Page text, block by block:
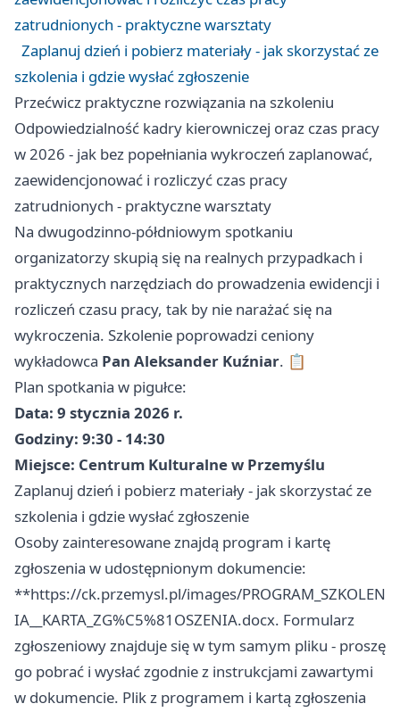
zatrudnionych - praktyczne warsztaty
Zaplanuj dzień i pobierz materiały - jak skorzystać ze
szkolenia i gdzie wysłać zgłoszenie
Przećwicz praktyczne rozwiązania na szkoleniu
Odpowiedzialność kadry kierowniczej oraz czas pracy
w 2026 - jak bez popełniania wykroczeń zaplanować,
zaewidencjonować i rozliczyć czas pracy
zatrudnionych - praktyczne warsztaty
Na dwugodzinno-półdniowym spotkaniu
organizatorzy skupią się na realnych przypadkach i
praktycznych narzędziach do prowadzenia ewidencji i
rozliczeń czasu pracy, tak by nie narażać się na
wykroczenia. Szkolenie poprowadzi ceniony
wykładowca Pan Aleksander Kuźniar. 📋
Plan spotkania w pigułce:
Data: 9 stycznia 2026 r.
Godziny: 9:30 - 14:30
Miejsce: Centrum Kulturalne w Przemyślu
Zaplanuj dzień i pobierz materiały - jak skorzystać ze
szkolenia i gdzie wysłać zgłoszenie
Osoby zainteresowane znajdą program i kartę
zgłoszenia w udostępnionym dokumencie:
**https://ck.przemysl.pl/images/PROGRAM_SZKOLEN
IA__KARTA_ZG%C5%81OSZENIA.docx. Formularz
zgłoszeniowy znajduje się w tym samym pliku - proszę
go pobrać i wysłać zgodnie z instrukcjami zawartymi
w dokumencie. Plik z programem i kartą zgłoszenia